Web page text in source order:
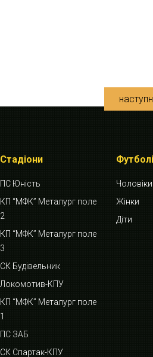
Стадіони
ПС Юність
КП “МФК” Металург поле
2
КП “МФК” Металург поле
3
СК Будівельник
Локомотив-КПУ
КП “МФК” Металург поле
1
ПС ЗАБ
СК Спартак-КПУ
Чоловіки
Жінки
Діти